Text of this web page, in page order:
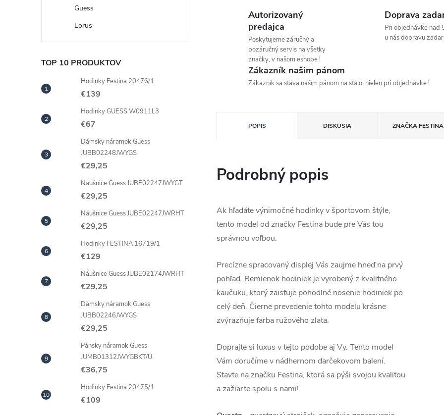
Guess
Lorus
TOP 10 PRODUKTOV
Hodinky Festina 20476/1
€139
Hodinky GUESS W0911L3
€67
Dámsky náramok Guess
JUBB02248JWYGS
€29,25
Náušnice Guess JUBE02247JWYGT
€29,25
Náušnice Guess JUBE02247JWRHT
€29,25
Hodinky FESTINA 16719/1
€129
Náušnice Guess JUBE02174JWRHT
€29,25
Dámsky náramok Guess
JUBB02246JWYGS
€29,25
Pánsky náramok Guess
JUMB01312JWYGBKT/U
€36,75
Hodinky Festina 20475/1
€109
Autorizovaný
predajca
Poskytujeme záručný a
pozáručný servis na všetky
značky, v našom eshope !
Doprava
Pri objednávke nad
u nás dopravu
Zákazník našim pánom
Zákazník sa stáva naším pánom na stálo, nielen pri objednávke !
POPIS DISKUSIA ZNAČKAFESTINA
Podrobný popis
Ak hľadáte výnimočné hodinky v športovom štýle,
tento model od značky Festina bude pre Vás tou
správnou voľbou.
Precízne spracovaný displej Vás zaujme hneď na prvý
pohľad. Remienok hodiniek je vyrobený z kvalitného
kaučuku, ktorý zaisťuje pohodlné nosenie hodiniek po
celý deň. Čierne prevedenie tohto modelu krásne
zvýrazňuje farba ružového zlata.
Doprajte si luxus v tejto podobe aj Vy. Tento model
Vám doručíme v nádhernom darčekovom balení.
Stavte na značku Festina, ktorá sa pýši svojou kvalitou
a zažiarte spolu s nami!